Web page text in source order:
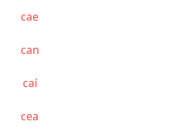
cae
can
caí
cea